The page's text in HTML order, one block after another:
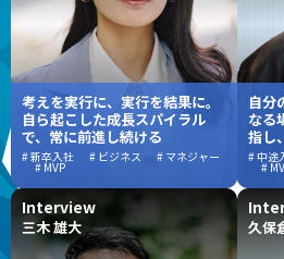
考えを実行に、実行を結果に。
自ら起こした成長スパイラル
で、常に前進し続ける
# 新卒入社 # ビジネス # マネジャー
# MVP
自分
なる
指し
# 中途
#
Interview
三木 雄大 久保